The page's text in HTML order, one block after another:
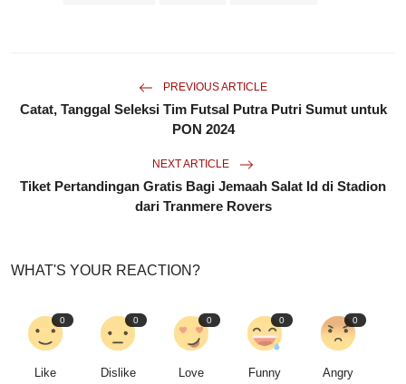
PREVIOUS ARTICLE
Catat, Tanggal Seleksi Tim Futsal Putra Putri Sumut untuk
PON 2024
NEXT ARTICLE
Tiket Pertandingan Gratis Bagi Jemaah Salat Id di Stadion
dari Tranmere Rovers
WHAT'S YOUR REACTION?
0
Like
0
Dislike
0
Love
0
Funny
0
Angry